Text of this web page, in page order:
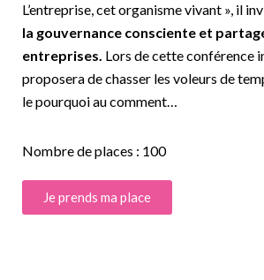
L’entreprise, cet organisme vivant », il
la gouvernance consciente et
entreprises. Lors de cette conférence
proposera de chasser les voleurs de
le pourquoi au comment…
Nombre de places : 100
Je prends ma place